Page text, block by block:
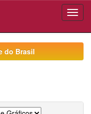
do Brasil